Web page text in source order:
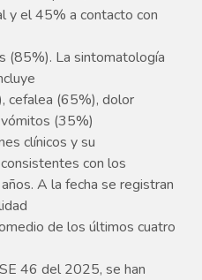
y el 45% a contacto con
(85%). La sintomatología
cefalea (65%), dolor
(35%)
clínicos y su
con los
A la fecha se registran
de los últimos cuatro
46 del 2025, se han